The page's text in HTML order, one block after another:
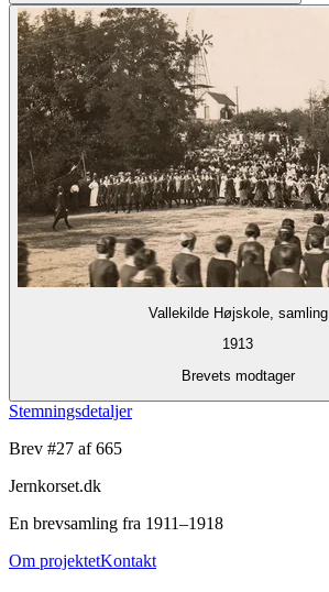
Vallekilde Højskole, samling
1913
Brevets modtager
Stemningsdetaljer
Brev #27 af 665
Jernkorset.dk
En brevsamling fra 1911–1918
Om projektetKontakt